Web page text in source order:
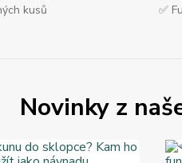
kusů
✅
Novinky z